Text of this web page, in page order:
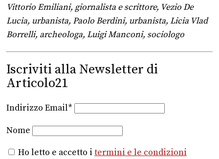
Vittorio Emiliani, giornalista e scrittore, Vezio De
Lucia, urbanista, Paolo Berdini, urbanista, Licia Vlad
Borrelli, archeologa, Luigi Manconi, sociologo
Iscriviti alla Newsletter di
Articolo21
Indirizzo Email*
Nome
Ho letto e accetto i termini e le condizioni